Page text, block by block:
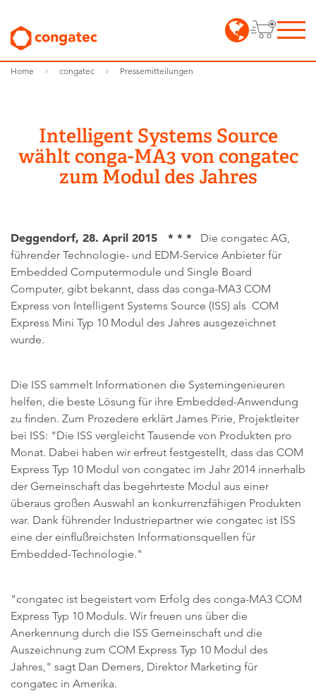
Home congatec Pressemitteilungen
Intelligent Systems Source
wählt conga-MA3 von congatec
zum Modul des Jahres
Deggendorf, 28. April 2015 * * * Die congatec AG,
führender Technologie- und EDM-Service Anbieter für
Embedded Computermodule und Single Board
Computer, gibt bekannt, dass das conga-MA3 COM
Express von Intelligent Systems Source (ISS) als COM
Express Mini Typ 10 Modul des Jahres ausgezeichnet
wurde.
Die ISS sammelt Informationen die Systemingenieuren
helfen, die beste Lösung für ihre Embedded-Anwendung
zu finden. Zum Prozedere erklärt James Pirie, Projektleiter
bei ISS: "Die ISS vergleicht Tausende von Produkten pro
Monat. Dabei haben wir erfreut festgestellt, dass das COM
Express Typ 10 Modul von congatec im Jahr 2014 innerhalb
der Gemeinschaft das begehrteste Modul aus einer
überaus großen Auswahl an konkurrenzfähigen Produkten
war. Dank führender Industriepartner wie congatec ist ISS
eine der einflußreichsten Informationsquellen für
Embedded-Technologie."
"congatec ist begeistert vom Erfolg des conga-MA3 COM
Express Typ 10 Moduls. Wir freuen uns über die
Anerkennung durch die ISS Gemeinschaft und die
Auszeichnung zum COM Express Typ 10 Modul des
Jahres," sagt Dan Demers, Direktor Marketing für
congatec in Amerika.